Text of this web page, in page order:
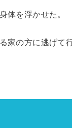
体を浮かせた。
家の方に逃げて